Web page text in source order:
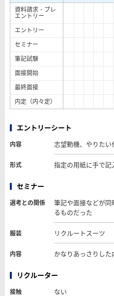
資料請求・プレ
エントリー
エントリー
セミナー
筆記試験
面接開始
最終面接
内定（内々定）
エントリーシート
内容 志望動機、やりたい
形式 指定の用紙に手で記
セミナー
選考との関係
筆記や面接などが
るものだった
服装 リクルートスーツ
内容 かなりあっさりした
リクルーター
接触 ない